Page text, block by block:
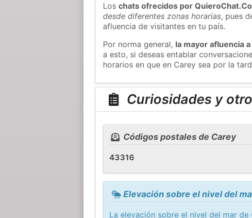
Loschats ofrecidos por
desde diferentes zonas horarias, pues
afluencia de visitantes en tu país.
Por norma general, la mayor afluencia
a esto, si deseas entablar
horarios en que en Carey sea por la
Curiosidades y
Códigos postales de Carey
43316
Elevación sobre el nivel del
La elevación sobre el nivel del mar de